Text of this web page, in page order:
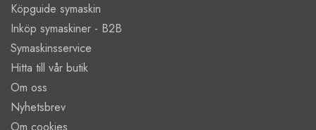
Köpguide symaskin
Inköp symaskiner - B2B
Symaskinsservice
Hitta till vår butik
Om oss
Nyhetsbrev